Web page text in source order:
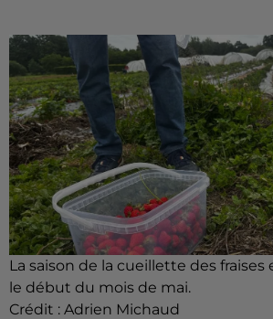
La saison de la cueillette des
le début du mois de mai.
Crédit : Adrien Michaud